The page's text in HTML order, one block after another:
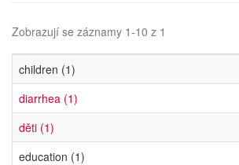
Zobrazují se záznamy 1-10 z 1
children (1)
diarrhea (1)
děti (1)
education (1)